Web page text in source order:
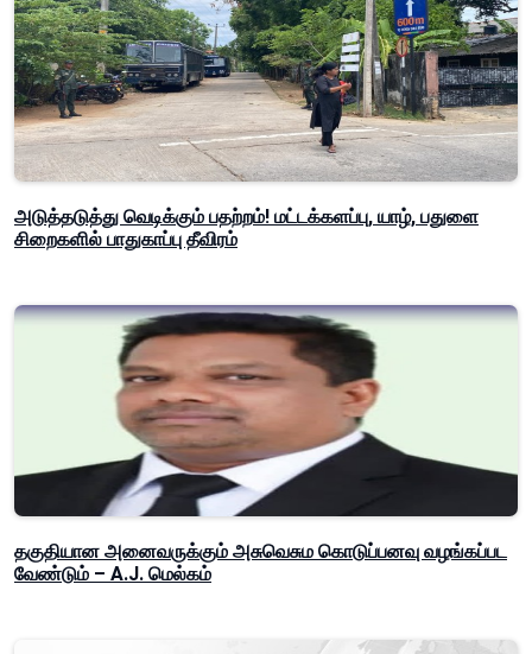
அடுத்தடுத்து வெடிக்கும் பதற்றம்! மட்டக்களப்பு, யாழ், பதுளை
சிறைகளில் பாதுகாப்பு தீவிரம்
தகுதியான அனைவருக்கும் அசுவெசும கொடுப்பனவு வழங்கப்பட
வேண்டும் – A.J. மெல்கம்